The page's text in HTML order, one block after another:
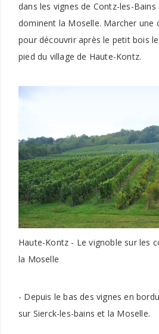
dans les vignes de Contz-les-
dominent la Moselle. Marcher une
pour découvrir après le petit bois
pied du village de Haute-Kontz.
Haute-Kontz - Le vignoble sur les
la Moselle
- Depuis le bas des vignes en
sur Sierck-les-bains et la Moselle.